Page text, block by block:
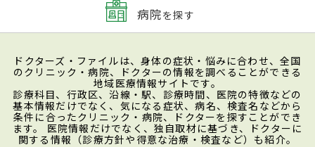
病院を探す
ドクターズ・ファイルは、身体の症状・悩みに合わせ、全国
のクリニック・病院、ドクターの情報を調べることができる
地域医療情報サイトです。
診療科目、行政区、沿線・駅、診療時間、医院の特徴などの
基本情報だけでなく、気になる症状、病名、検査名などから
条件に合ったクリニック・病院、ドクターを探すことができ
ます。 医院情報だけでなく、独自取材に基づき、ドクターに
関する情報（診療方針や得意な治療・検査など）も紹介。